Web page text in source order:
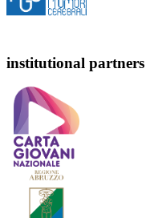
institutional partners